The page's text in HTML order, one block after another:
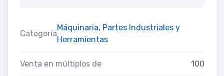
Categoría
Máquinaria, Partes Industriales y
Herramientas
Venta en múltiplos de 100